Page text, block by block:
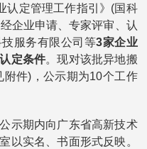
认定管理工作指引》(国科
企业申请、专家评审、认
服务有限公司等3家企业
定条件。现对该批异地搬
件)，公示期为10个工作
期内向广东省高新技术
以实名、书面形式反映。